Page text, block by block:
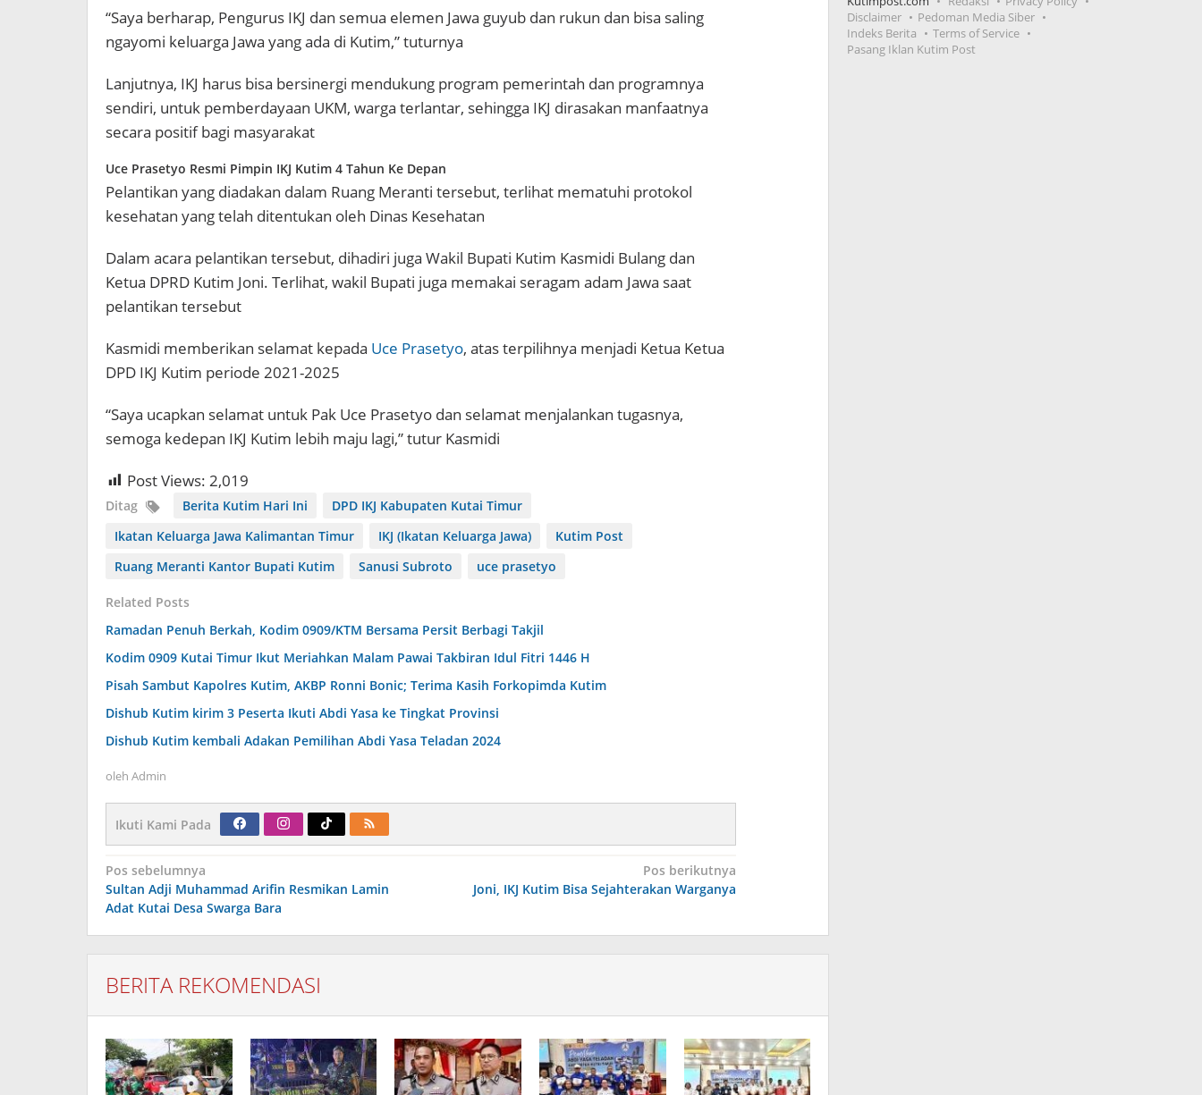
“Saya berharap, Pengurus IKJ dan semua elemen Jawa guyub dan rukun dan bisa saling
ngayomi keluarga Jawa yang ada di Kutim,” tuturnya
Lanjutnya, IKJ harus bisa bersinergi mendukung program pemerintah dan programnya
sendiri, untuk pemberdayaan UKM, warga terlantar, sehingga IKJ dirasakan manfaatnya
secara positif bagi masyarakat
Uce Prasetyo Resmi Pimpin IKJ Kutim 4 Tahun Ke Depan
Pelantikan yang diadakan dalam Ruang Meranti tersebut, terlihat mematuhi protokol
kesehatan yang telah ditentukan oleh Dinas Kesehatan
Dalam acara pelantikan tersebut, dihadiri juga Wakil Bupati Kutim Kasmidi Bulang dan
Ketua DPRD Kutim Joni. Terlihat, wakil Bupati juga memakai seragam adam Jawa saat
pelantikan tersebut
Kasmidi memberikan selamat kepada Uce Prasetyo, atas terpilihnya menjadi Ketua Ketua
DPD IKJ Kutim periode 2021-2025
“Saya ucapkan selamat untuk Pak Uce Prasetyo dan selamat menjalankan tugasnya,
semoga kedepan IKJ Kutim lebih maju lagi,” tutur Kasmidi
Post Views: 2,019
Ditag Berita Kutim Hari Ini
DPD IKJ Kabupaten Kutai Timur
Ikatan Keluarga Jawa Kalimantan Timur
IKJ (Ikatan Keluarga Jawa)
Kutim Post
Ruang Meranti Kantor Bupati Kutim
Sanusi Subroto uce prasetyo
Related Posts
Ramadan Penuh Berkah, Kodim 0909/KTM Bersama Persit Berbagi Takjil
Kodim 0909 Kutai Timur Ikut Meriahkan Malam Pawai Takbiran Idul Fitri 1446 H
Pisah Sambut Kapolres Kutim, AKBP Ronni Bonic; Terima Kasih Forkopimda Kutim
Dishub Kutim kirim 3 Peserta Ikuti Abdi Yasa ke Tingkat Provinsi
Dishub Kutim kembali Adakan Pemilihan Abdi Yasa Teladan 2024
oleh Admin
Ikuti Kami Pada
Navigasi
pos
Pos sebelumnya
Sultan Adji Muhammad Arifin Resmikan Lamin
Adat Kutai Desa Swarga Bara
Pos berikutnya
Joni, IKJ Kutim Bisa Sejahterakan Warganya
BERITA REKOMENDASI
Disclaimer
Pedoman Media Siber
Indeks Berita
Terms of Service
Pasang Iklan Kutim Post